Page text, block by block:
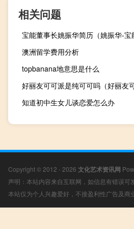
相关问题
宝能董事长姚振华简历（姚振华-宝
澳洲留学费用分析
topbanana地意思是什么
好丽友可可派是纯可可吗（好丽友
知道初中生女儿谈恋爱怎么办
Copyright © 2012 - 2026 文化艺术资讯网
声明：本站内容来自互联网，如信息有错误
本站仅为个人兴趣爱好，不接盈利性广告及商